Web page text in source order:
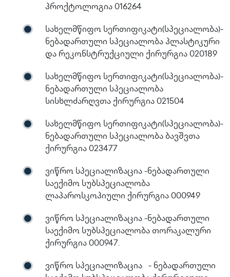
პროქტოლოგია 016264
სახელმწიფო სერთიფიკატი(სპეციალობა)-
ნებადართული სპეციალობა პლასტიკური
და რეკონსტრუქციული ქირურგია 020189
სახელმწიფო სერთიფიკატი(სპეციალობა)-
ნებადართული სპეციალობა
სისხლძარღვთა ქირურგია 021504
სახელმწიფო სერთიფიკატი(სპეციალობა)-
ნებადართული სპეციალობა ბავშვთა
ქირურგია 023477
ვიწრო სპეციალიზაცია -ნებადართული
საექიმო სუბსპეციალობა
ლაპაროსკოპიული ქირურგია 000949
ვიწრო სპეციალიზაცია -ნებადართული
საექიმო სუბსპეციალობა თორაკალური
ქირურგია 000947.
ვიწრო სპეციალიზაცია - ნებადართული